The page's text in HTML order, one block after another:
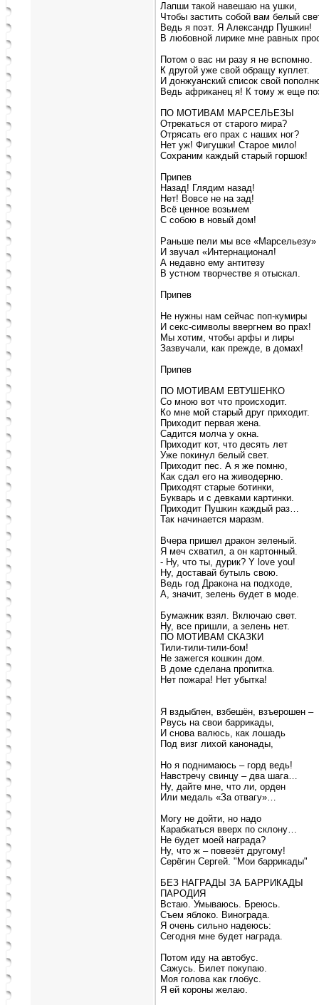
Лапши такой навешаю на ушки,
Чтобы застить собой вам белый
Ведь я поэт. Я Александр Пушкин!
В любовной лирике мне равных
Потом о вас ни разу я не вспомню.
К другой уже свой обращу куплет.
И донжуанский список свой
Ведь африканец я! К тому ж еще
ПО МОТИВАМ МАРСЕЛЬЕЗЫ
Отрекаться от старого мира?
Отрясать его прах с наших ног?
Нет уж! Фигушки! Старое мило!
Сохраним каждый старый горшок!
Припев
Назад! Глядим назад!
Нет! Вовсе не на зад!
Всё ценное возьмем
С собою в новый дом!
Раньше пели мы все «Марсельезу»
И звучал «Интернационал!
А недавно ему антитезу
В устном творчестве я отыскал.
Припев
Не нужны нам сейчас поп-кумиры
И секс-символы ввергнем во прах!
Мы хотим, чтобы арфы и лиры
Зазвучали, как прежде, в домах!
Припев
ПО МОТИВАМ ЕВТУШЕНКО
Со мною вот что происходит.
Ко мне мой старый друг приходит.
Приходит первая жена.
Садится молча у окна.
Приходит кот, что десять лет
Уже покинул белый свет.
Приходит пес. А я же помню,
Как сдал его на живодерню.
Приходят старые ботинки,
Букварь и с девками картинки.
Приходит Пушкин каждый раз…
Так начинается маразм.
Вчера пришел дракон зеленый.
Я меч схватил, а он картонный.
- Ну, что ты, дурик? Y love you!
Ну, доставай бутыль свою.
Ведь год Дракона на подходе,
А, значит, зелень будет в моде.
Бумажник взял. Включаю свет.
Ну, все пришли, а зелень нет.
ПО МОТИВАМ СКАЗКИ
Тили-тили-тили-бом!
Не зажегся кошкин дом.
В доме сделана пропитка.
Нет пожара! Нет убытка!
Я вздыблен, взбешён, взъерошен –
Рвусь на свои баррикады,
И снова валюсь, как лошадь
Под визг лихой канонады,
Но я поднимаюсь – горд ведь!
Навстречу свинцу – два шага…
Ну, дайте мне, что ли, орден
Или медаль «За отвагу»…
Могу не дойти, но надо
Карабкаться вверх по склону…
Не будет моей награда?
Ну, что ж – повезёт другому!
Серёгин Сергей. "Мои баррикады"
БЕЗ НАГРАДЫ ЗА БАРРИКАДЫ
ПАРОДИЯ
Встаю. Умываюсь. Бреюсь.
Съем яблоко. Винограда.
Я очень сильно надеюсь:
Сегодня мне будет награда.
Потом иду на автобус.
Сажусь. Билет покупаю.
Моя голова как глобус.
Я ей короны желаю.